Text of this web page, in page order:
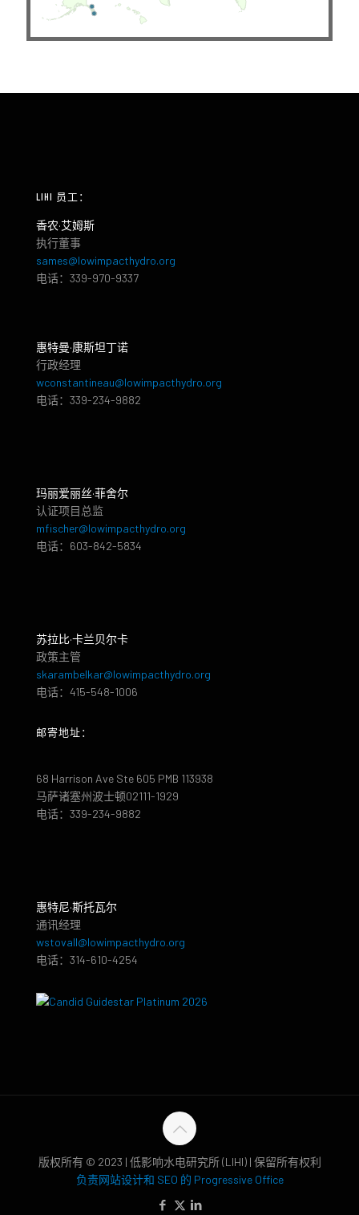
LIHI 员工：
香农·艾姆斯
执行董事
sames@lowimpacthydro.org
电话：339-970-9337
惠特曼·康斯坦丁诺
行政经理
wconstantineau@lowimpacthydro.org
电话：339-234-9882
玛丽爱丽丝·菲舍尔
认证项目总监
mfischer@lowimpacthydro.org
电话：603-842-5834
苏拉比·卡兰贝尔卡
政策主管
skarambelkar@lowimpacthydro.org
电话：415-548-1006
邮寄地址：
68 Harrison Ave Ste 605 PMB 113938
马萨诸塞州波士顿02111-1929
电话：339-234-9882
惠特尼·斯托瓦尔
通讯经理
wstovall@lowimpacthydro.org
电话：314-610-4254
版权所有 © 2023 | 低影响水电研究所 (LIHI) | 保留所有权利
负责网站设计和 SEO 的 Progressive Office